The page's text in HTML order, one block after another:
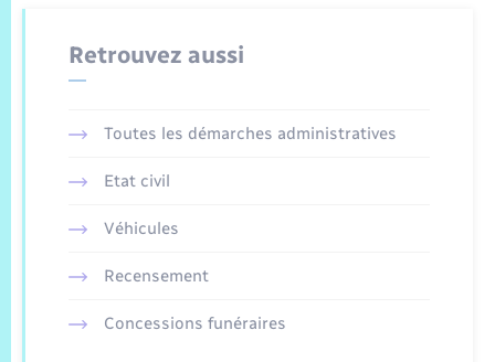
Retrouvez aussi
Toutes les démarches administratives
Etat civil
Véhicules
Recensement
Concessions funéraires